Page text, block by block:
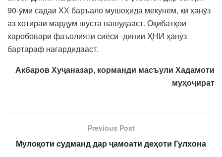
90-ӯми садаи ХХ баръало мушоҳида мекунем, ки ҳанӯз
аз хотираи мардум шуста нашудааст. Оқибатҳои
харобовари фаъолияти сиёсӣ -динии ҲНИ ҳанӯз
бартараф нагардидааст.
Акбаров Хуҷаназар, корманди масъули Хадамоти
муҳоҷират
Previous Post
Мулоқоти судманд дар ҷамоати деҳоти Гулхона